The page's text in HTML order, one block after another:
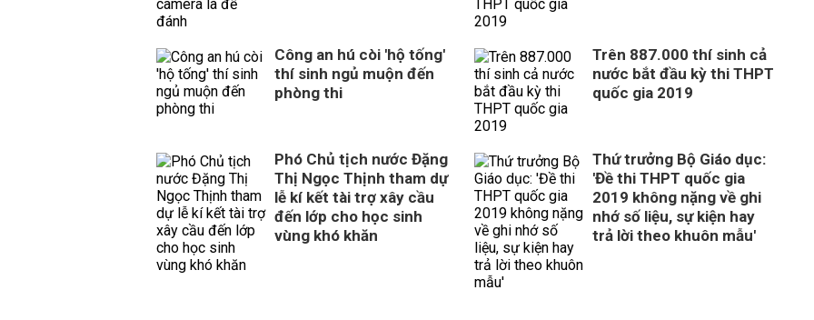
Công an hú còi 'hộ tống'
thí sinh ngủ muộn đến
phòng thi
Trên 887.000 thí sinh cả
nước bắt đầu kỳ thi THPT
quốc gia 2019
Phó Chủ tịch nước Đặng
Thị Ngọc Thịnh tham dự
lễ kí kết tài trợ xây cầu
đến lớp cho học sinh
vùng khó khăn
Thứ trưởng Bộ Giáo dục:
'Đề thi THPT quốc gia
2019 không nặng về ghi
nhớ số liệu, sự kiện hay
trả lời theo khuôn mẫu'